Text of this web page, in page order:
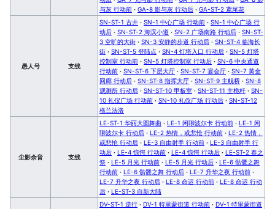
与灰 行动前 · GA-8 影与灰 行动后 · GA-ST-2 鸢尾花
愚人号 支线
SN-ST-1 古井 · SN-1 中心广场 行动前 · SN-1 中心广场 行
动后 · SN-ST-2 海滨小道 · SN-2 广场南路 行动后 · SN-ST-
3 空旷的大街 · SN-3 安静的步道 行动后 · SN-ST-4 临海长
街 · SN-ST-5 登陆点 · SN-4 灯塔入口 行动后 · SN-5 灯塔
控制室 行动前 · SN-5 灯塔控制室 行动后 · SN-6 中央通道
行动前 · SN-ST-6 下层大厅 · SN-ST-7 宴会厅 · SN-7 黄金
回廊 行动后 · SN-ST-8 指挥大厅 · SN-ST-9 主舰桥 · SN-8
观测所 行动后 · SN-ST-10 甲板室 · SN-ST-11 主桅杆 · SN-
10 礼仪广场 行动前 · SN-10 礼仪广场 行动后 · SN-ST-12
格兰法洛
尘影余音 支线
LE-ST-1 华丽大圆舞曲 · LE-1 闲聊波尔卡 行动前 · LE-1 闲
聊波尔卡 行动后 · LE-2 热情，或悲怆 行动前 · LE-2 热情，
或悲怆 行动后 · LE-3 自由射手 行动前 · LE-3 自由射手 行
动后 · LE-4 惊愕 行动前 · LE-4 惊愕 行动后 · LE-ST-2 春之
祭 · LE-5 月光 行动前 · LE-5 月光 行动后 · LE-6 骷髅之舞
行动前 · LE-6 骷髅之舞 行动后 · LE-7 升华之夜 行动前 ·
LE-7 升华之夜 行动后 · LE-8 命运 行动前 · LE-8 命运 行动
后 · LE-ST-3 自新大陆
DV-ST-1 逆行 · DV-1 特里蒙街道 行动前 · DV-1 特里蒙街道